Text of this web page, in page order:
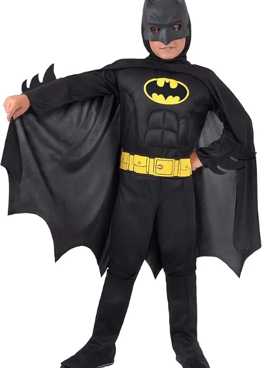
Egyéb
hőtől kérjük távol
tartani. A
adódó
jelmezcserénél a
postaköltségek a
vevőt terhelik!
Jelmezcserénél
postaköltséget
csak minőségi
probléma esetén
tudjuk átvállalni.
Tájékoztatjuk
kedves
vásárlóinkat,
a jelmezek nem
tartalmazzák a
kiegészítőket,
például harisnya,
ékszer, cipő,
paróka, kesztyű,
kardok, kemény
kalapok,
varázspálca,
seprű, szakáll,
bajusz, műanyag
vasvilla, stb.
Amennyiben a
képen több
termék szerepel,